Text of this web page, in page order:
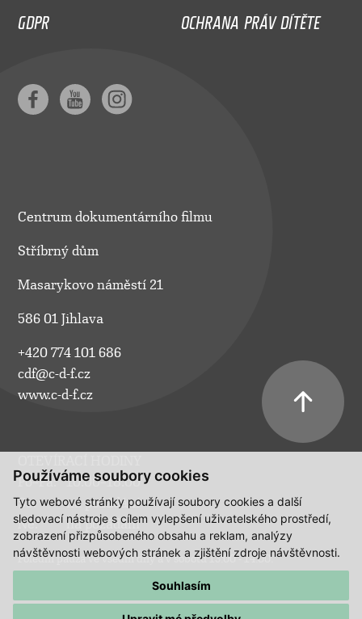
Používáme soubory cookies
Tyto webové stránky používají soubory cookies a další
sledovací nástroje s cílem vylepšení uživatelského prostředí,
zobrazení přizpůsobeného obsahu a reklam, analýzy
návštěvnosti webových stránek a zjištění zdroje návštěvnosti.
Souhlasím
GDPR
OCHRANA PRÁV DÍTĚTE
Centrum dokumentárního filmu
Stříbrný dům
Masarykovo náměstí 21
586 01 Jihlava
+420 774 101 686
cdf@c-d-f.cz
www.c-d-f.cz
Po–Pá:
10.00–18.00
So:
na požádání
Ne:
na požádání
Polední pauza ve všední dny a v sobotu 13:00 - 14:00.